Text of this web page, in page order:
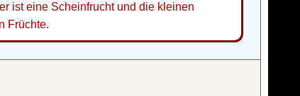
ist eine Scheinfrucht und die kleinen
Früchte.